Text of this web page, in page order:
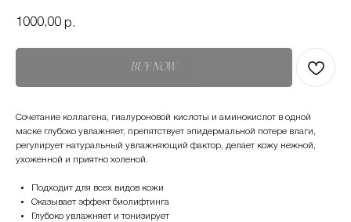
1000,00 р.
BUY NOW
Сочетание коллагена, гиалуроновой кислоты и аминокислот в одной
маске глубоко увлажняет, препятствует эпидермальной потере влаги,
регулирует натуральный увлажняющий фактор, делает кожу нежной,
ухоженной и приятно холеной.
Подходит для всех видов кожи
Оказывает эффект биолифтинга
Глубоко увлажняет и тонизирует